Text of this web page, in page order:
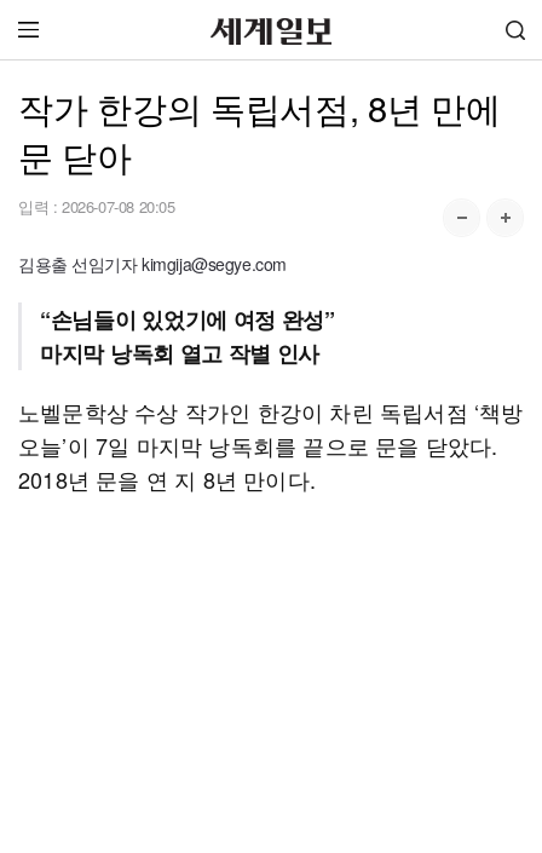
작가 한강의 독립서점, 8년 만에
문 닫아
입력 : 2026-07-08 20:05
김용출 선임기자 kimgija@segye.com
“손님들이 있었기에 여정 완성”
마지막 낭독회 열고 작별 인사
노벨문학상 수상 작가인 한강이 차린 독립서점 ‘책방
오늘’이 7일 마지막 낭독회를 끝으로 문을 닫았다.
2018년 문을 연 지 8년 만이다.